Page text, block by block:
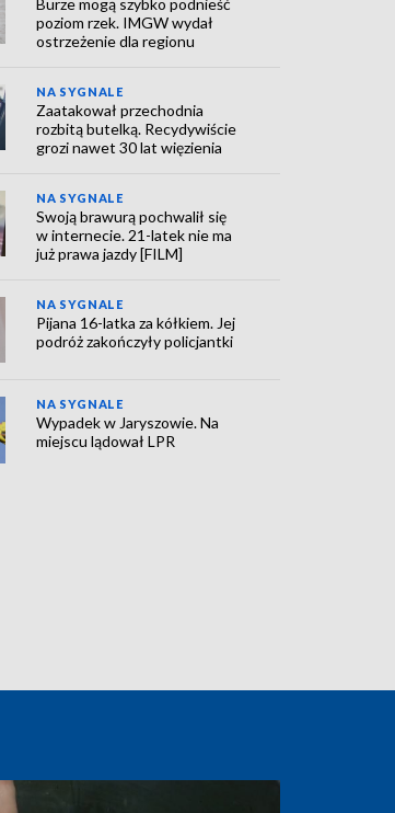
poziom rzek. IMGW wydał
ostrzeżenie dla regionu
NA SYGNALE
Zaatakował przechodnia
rozbitą butelką. Recydywiście
grozi nawet 30 lat więzienia
NA SYGNALE
Swoją brawurą pochwalił się
w internecie. 21-latek nie ma
już prawa jazdy [FILM]
NA SYGNALE
Pijana 16-latka za kółkiem. Jej
podróż zakończyły policjantki
NA SYGNALE
Wypadek w Jaryszowie. Na
miejscu lądował LPR